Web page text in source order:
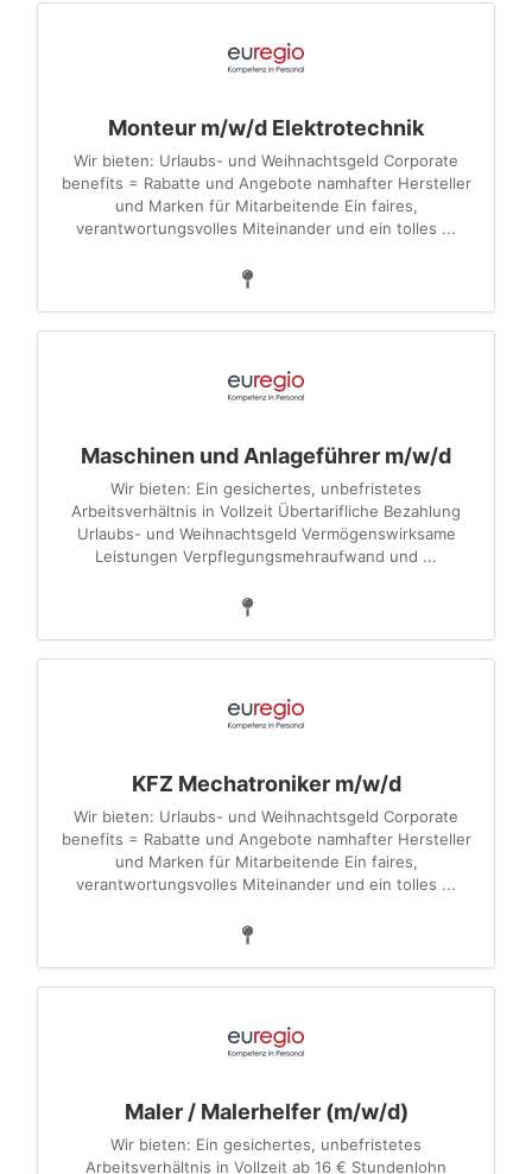
Monteur m/w/d Elektrotechnik
Wir bieten: Urlaubs- und Weihnachtsgeld Corporate
benefits = Rabatte und Angebote namhafter Hersteller
und Marken für Mitarbeitende Ein faires,
verantwortungsvolles Miteinander und ein tolles ...
Maschinen und Anlageführer m/w/d
Wir bieten: Ein gesichertes, unbefristetes
Arbeitsverhältnis in Vollzeit Übertarifliche Bezahlung
Urlaubs- und Weihnachtsgeld Vermögenswirksame
Leistungen Verpflegungsmehraufwand und ...
KFZ Mechatroniker m/w/d
Wir bieten: Urlaubs- und Weihnachtsgeld Corporate
benefits = Rabatte und Angebote namhafter Hersteller
und Marken für Mitarbeitende Ein faires,
verantwortungsvolles Miteinander und ein tolles ...
Maler / Malerhelfer (m/w/d)
Wir bieten: Ein gesichertes, unbefristetes
Arbeitsverhältnis in Vollzeit ab 16 € Stundenlohn